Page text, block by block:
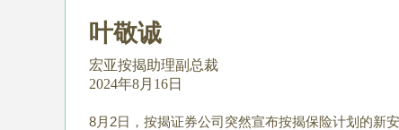
叶敬诚
宏亚按揭助理副总裁
2024年8月16日
8月2日，按揭证券公司突然宣布按揭保险计划的新